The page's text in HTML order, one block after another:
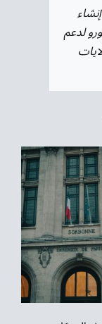
مليون يورو لدعم